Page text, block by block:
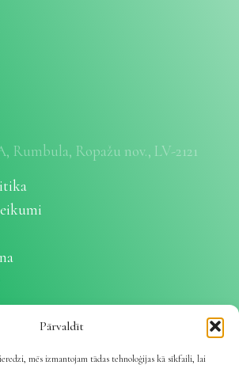
Pārvaldīt
mēs izmantojam tādas tehnoloģijas kā sīkfaili, lai
Rumbula, Ropažu nov., LV-2121